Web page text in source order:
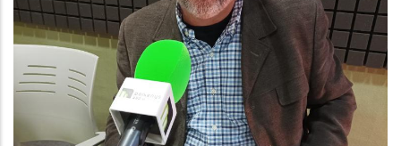
ENTREVISTA A DAVID PULIDO.
CONSELLER D'HISENDA I QUALITAT
DE SERVEIS AL CONSELL
COMARCAL